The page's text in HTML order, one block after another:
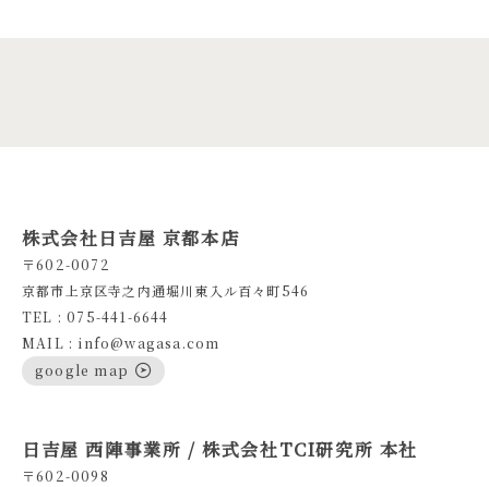
株式会社日吉屋 京都本店
〒602-0072
京都市上京区寺之内通堀川東入ル百々町546
TEL : 075-441-6644
MAIL : info@wagasa.com
google map
日吉屋 西陣事業所 / 株式会社TCI研究所 本社
〒602-0098